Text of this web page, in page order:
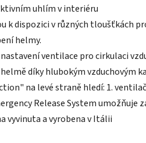
uhlím v interiéru
k dispozici v různých tloušťkách
helmy.
ventilace pro cirkulaci
díky hlubokým vzduchovým
na levé straně hledí: 1.
Release System
vyvinuta a vyrobena v Itálii